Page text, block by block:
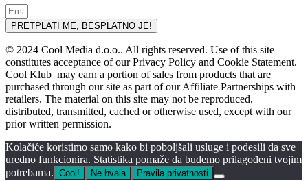
PRETPLATI ME, BESPLATNO JE!
© 2024 Cool Media d.o.o.. All rights reserved. Use of this site
constitutes acceptance of our Privacy Policy and Cookie Statement.
Cool Klub may earn a portion of sales from products that are
purchased through our site as part of our Affiliate Partnerships with
retailers. The material on this site may not be reproduced,
distributed, transmitted, cached or otherwise used, except with our
prior written permission.
Kolačiće koristimo samo kako bi poboljšali usluge i podesili da sve
uredno funkcionira. Statistika pomaže da budemo prilagođeni tvojim
potrebama. Cool! Ne hvala Pravila privatnosti